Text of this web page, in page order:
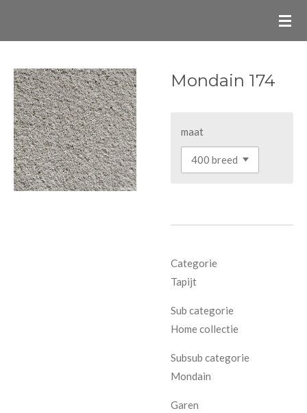
de
hoofdinhoud
Mondain 174
maat
Categorie
Tapijt
Sub categorie
Home collectie
Subsub categorie
Mondain
Garen